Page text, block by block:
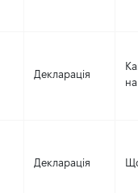
Декларація
Декларація